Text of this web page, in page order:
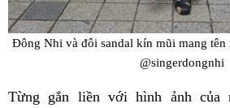
Đông Nhi và đôi sandal kín mũi mang tên
@singerdongnhi
Từng gắn liền với hình ảnh của